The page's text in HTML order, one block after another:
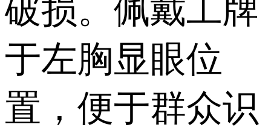
破损。佩戴工牌
于左胸显眼位
置，便于群众识